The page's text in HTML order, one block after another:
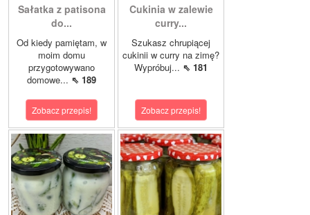
Sałatka z patisona
do...
Od kiedy pamiętam, w
moim domu
przygotowywano
domowe... ⇖ 189
Zobacz przepis!
Cukinia w zalewie
curry...
Szukasz chrupiącej
cukinii w curry na zimę?
Wypróbuj... ⇖ 181
Zobacz przepis!